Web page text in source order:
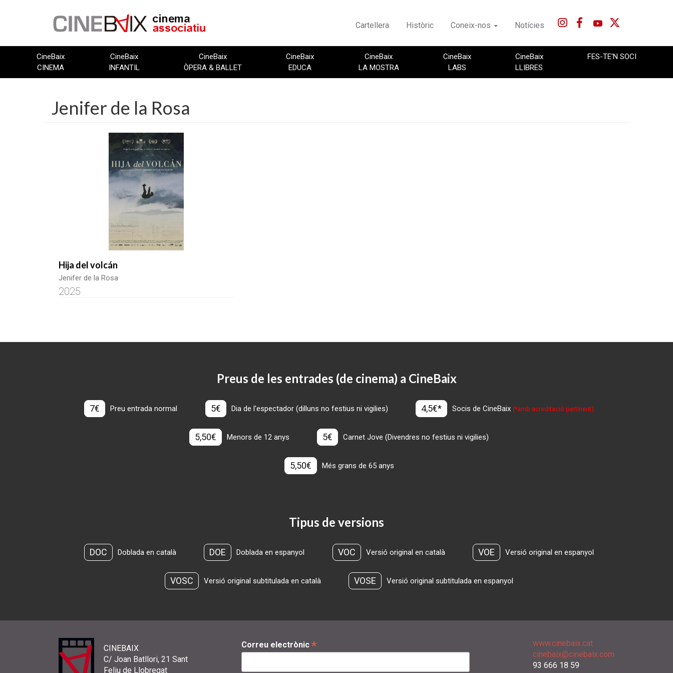
Cartellera Històric Coneix-nos Notícies
CineBaix
CINEMA
CineBaix
INFANTIL
CineBaix
ÒPERA & BALLET
CineBaix
EDUCA
CineBaix
LA MOSTRA
CineBaix
LABS
CineBaix
LLIBRES
FES-TE'N SOCI
Jenifer de la Rosa
Hija del volcán
Jenifer de la Rosa
2025
Preus de les entrades (de cinema) a CineBaix
7€ Preu entrada normal 5€ Dia de l'espectador (dilluns no festius ni vigilies) 4,5€* Socis de CineBaix(*amb acreditació pertinent)
5,50€ Menors de 12 anys 5€ Carnet Jove (Divendres no festius ni vigilies)
5,50€ Més grans de 65 anys
Tipus de versions
DOC Doblada en català DOE Doblada en espanyol VOC Versió original en català VOE Versió original en espanyol
VOSC Versió original subtitulada en català VOSE Versió original subtitulada en espanyol
CINEBAIX
C/ Joan Batllori, 21 Sant
Feliu de Llobregat
Correu electrònic *
www.cinebaix.cat
cinebaix@cinebaix.com
93 666 18 59